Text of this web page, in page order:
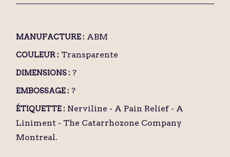
MANUFACTURE : ABM
COULEUR : Transparente
DIMENSIONS : ?
EMBOSSAGE : ?
ÉTIQUETTE : Nerviline - A Pain Relief - A
Liniment - The Catarrhozone Company
Montreal.